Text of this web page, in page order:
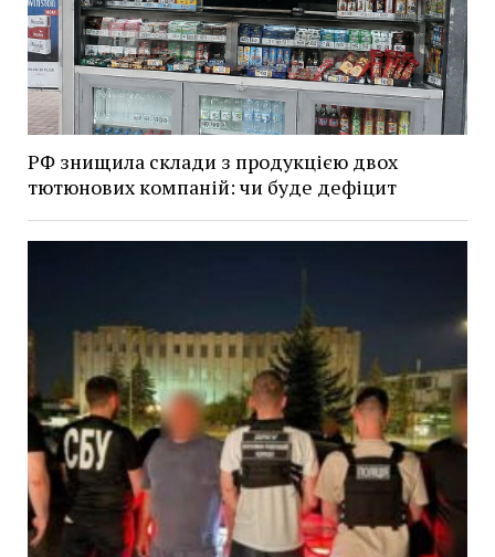
РФ знищила склади з продукцією двох
тютюнових компаній: чи буде дефіцит